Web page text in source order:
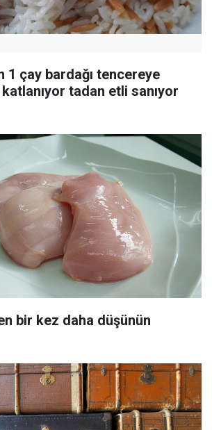
1 çay bardağı tencereye
tadan etli sanıyor
bir kez daha düşünün